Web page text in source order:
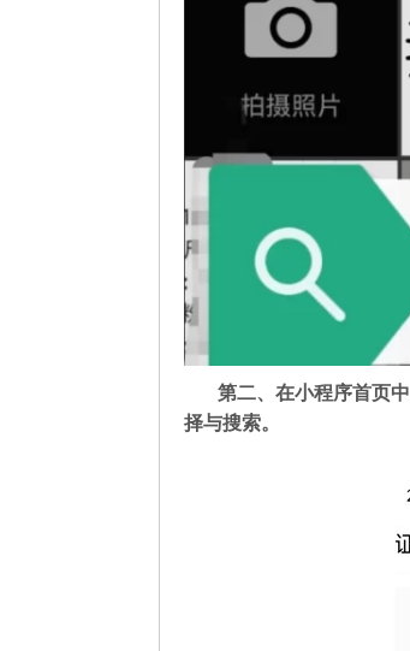
第二、在小程序首页
择与搜索。